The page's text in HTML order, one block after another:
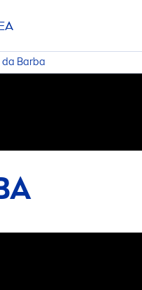
da Barba